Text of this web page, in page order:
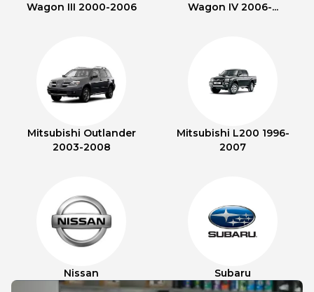
Wagon III 2000-2006
Wagon IV 2006-...
Mitsubishi Outlander
2003-2008
Mitsubishi L200 1996-
2007
Nissan Subaru